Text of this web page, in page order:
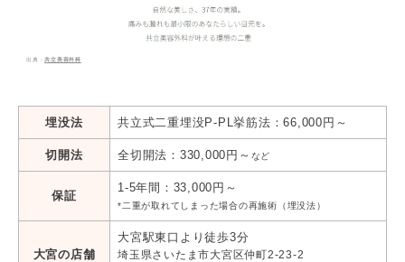
共立美容外科
埋没法 共立式二重埋没P-PL挙筋法：66,000円～
切開法 全切開法：330,000円～ など
保証
1-5年間：33,000円～
*二重が取れてしまった場合の再施術（埋没法）
大宮の店舗
大宮駅東口より徒歩3分
埼玉県さいたま市大宮区仲町2-23-2